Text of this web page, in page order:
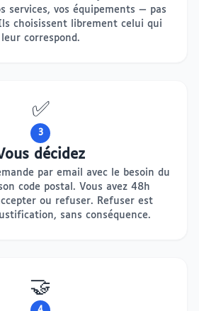
services, vos équipements — pas
choisissent librement celui qui
leur correspond.
✅
3
décidez
par email avec le besoin du
code postal. Vous avez 48h
ou refuser. Refuser est
sans conséquence.
🤝